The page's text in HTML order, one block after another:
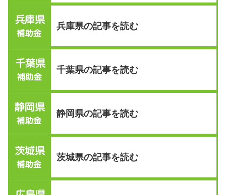
兵庫県の記事を読む
千葉県の記事を読む
静岡県の記事を読む
茨城県の記事を読む